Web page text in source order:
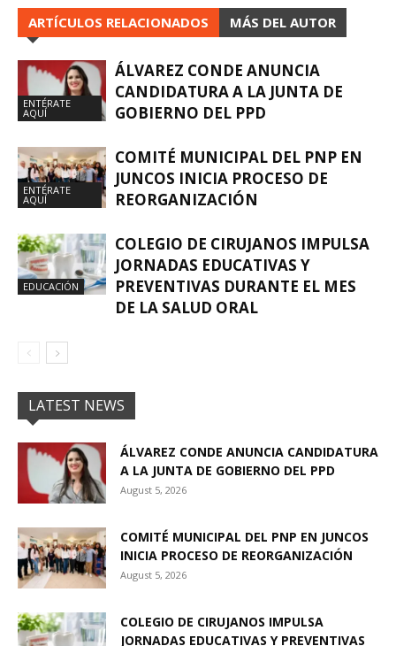
ARTÍCULOS RELACIONADOS MÁS DEL AUTOR
ENTÉRATE
AQUÍ
ÁLVAREZ CONDE ANUNCIA
CANDIDATURA A LA JUNTA DE
GOBIERNO DEL PPD
ENTÉRATE
AQUÍ
COMITÉ MUNICIPAL DEL PNP EN
JUNCOS INICIA PROCESO DE
REORGANIZACIÓN
EDUCACIÓN
COLEGIO DE CIRUJANOS IMPULSA
JORNADAS EDUCATIVAS Y
PREVENTIVAS DURANTE EL MES
DE LA SALUD ORAL
LATEST NEWS
ÁLVAREZ CONDE ANUNCIA CANDIDATURA
A LA JUNTA DE GOBIERNO DEL PPD
August 5, 2026
COMITÉ MUNICIPAL DEL PNP EN JUNCOS
INICIA PROCESO DE REORGANIZACIÓN
August 5, 2026
COLEGIO DE CIRUJANOS IMPULSA
JORNADAS EDUCATIVAS Y PREVENTIVAS